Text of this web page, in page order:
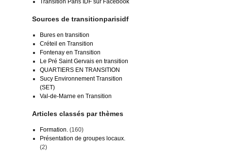
Transition Paris IDF sur Facebook
Sources de transitionparisidf
Bures en transition
Créteil en Transition
Fontenay en Transition
Le Pré Saint Gervais en transition
QUARTIERS EN TRANSITION
Sucy Environnement Transition
(SET)
Val-de-Marne en Transition
Articles classés par thèmes
Formation.(160)
Présentation de groupes locaux.
(2)